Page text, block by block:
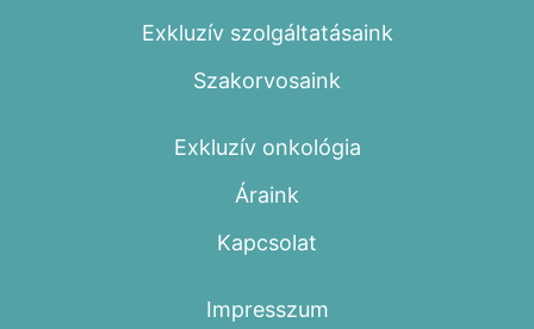
Exkluzív szolgáltatásaink
Szakorvosaink
Exkluzív onkológia
Áraink
Kapcsolat
Impresszum